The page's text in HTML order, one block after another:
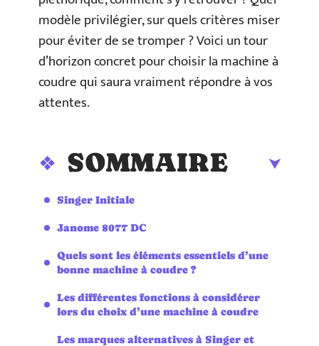
modèle privilégier, sur quels critères miser
pour éviter de se tromper ? Voici un tour
d’horizon concret pour choisir la machine à
coudre qui saura vraiment répondre à vos
attentes.
SOMMAIRE
Singer Initiale
Janome 8077 DC
Quels sont les éléments essentiels d’une
bonne machine à coudre ?
Les différentes fonctions à considérer
lors du choix d’une machine à coudre
Les marques alternatives à Singer et